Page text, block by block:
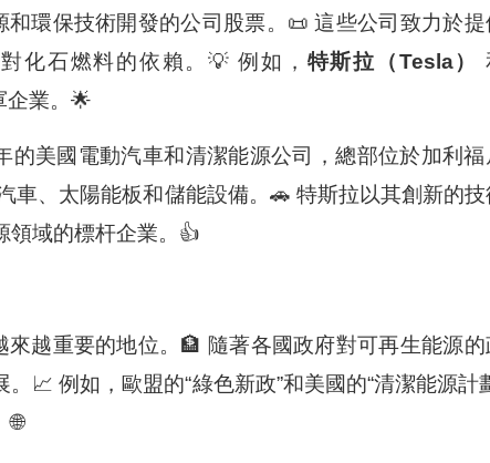
環保技術開發的公司股票。📜 這些公司致力於提
化石燃料的依賴。💡 例如， 特斯拉（Tesla）
企業。🌟
的美國電動汽車和清潔能源公司，總部位於加利福
車、太陽能板和儲能設備。🚗 特斯拉以其創新的技
領域的標杆企業。👍
越重要的地位。🏦 隨著各國政府對可再生能源的
📈 例如，歐盟的“綠色新政”和美國的“清潔能源計